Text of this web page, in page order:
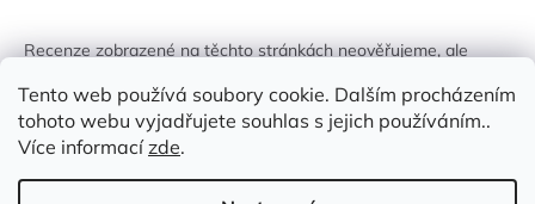
Tento web používá soubory cookie. Dalším procházením
tohoto webu vyjadřujete souhlas s jejich používáním..
Více informacízde.
Recenze zobrazené na těchto stránkách neověřujeme, ale
identifikován.